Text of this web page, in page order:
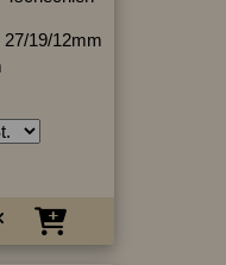
19/12mm